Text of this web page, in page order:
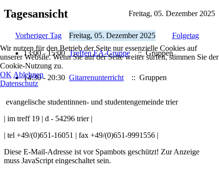
Tagesansicht Freitag, 05. Dezember 2025
Vorheriger Tag Freitag, 05. Dezember 2025 Folgetag
13:00 - 15:00Treffen EA-Gruppe :: Gruppen
14:30 - 20:30 Gitarrenunterricht :: Gruppen
evangelische studentinnen- und studentengemeinde trier
| im treff 19 | d - 54296 trier |
| tel +49/(0)651-16051 | fax +49/(0)651-9991556 |
Diese E-Mail-Adresse ist vor Spambots geschützt! Zur Anzeige
muss JavaScript eingeschaltet sein.
Wir nutzen für den Betrieb der Seite nur essenzielle Cookies auf
unserer Website. Wenn Sie auf der Seite weiter surfen, stimmen Sie der
Cookie-Nutzung zu.
OK Ablehnen
Datenschutz